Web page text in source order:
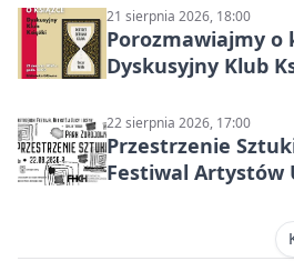
21 sierpnia 2026, 18:00
Porozmawiajmy o
Dyskusyjny Klub
22 sierpnia 2026, 17:00
Przestrzenie
Festiwal Artystów